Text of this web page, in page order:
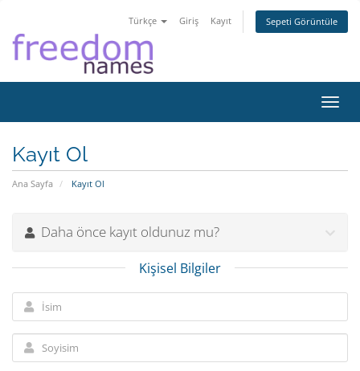
Türkçe Giriş Kayıt Sepeti Görüntüle
Kayıt Ol
Ana Sayfa Kayıt Ol
Daha önce kayıt oldunuz mu?
Kişisel Bilgiler